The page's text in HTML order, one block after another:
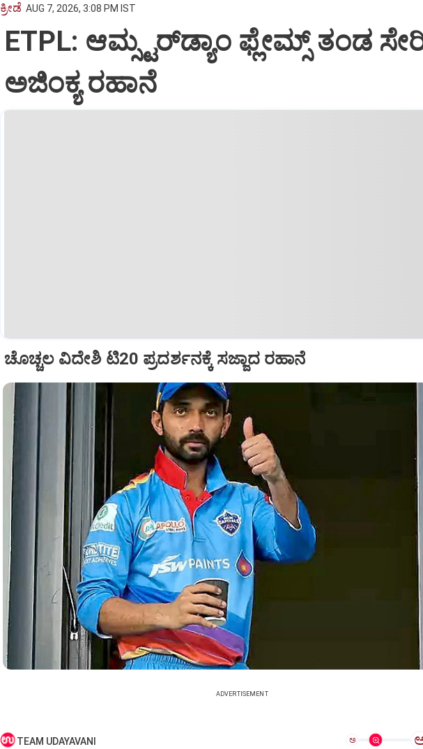
ಕ್ರೀಡೆ AUG 7, 2026, 3:08 PM IST
ETPL: ಆಮ್ಸ್ಟರ್‌ಡ್ಯಾಂ ಫ್ಲೇಮ್ಸ್‌ ತಂಡ
ಅಜಿಂಕ್ಯ ರಹಾನೆ
ಚೊಚ್ಚಲ ವಿದೇಶಿ ಟಿ20 ಪ್ರದರ್ಶನಕ್ಕೆ ಸಜ್ಜಾದ ರಹಾನೆ
ADVERTISEMENT
TEAM UDAYAVANI ಅ